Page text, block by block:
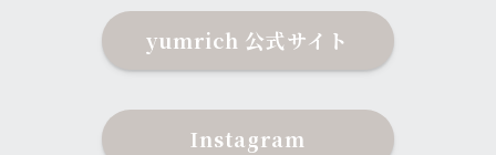
yumrich 公式サイト
Instagram